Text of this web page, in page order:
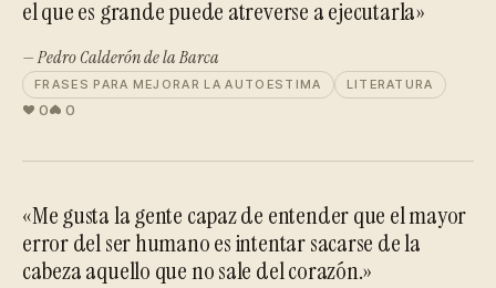
el que es grande puede atreverse a ejecutarla»
— Pedro Calderón de la Barca
FRASES PARA MEJORAR LA AUTOESTIMA LITERATURA
0 0
«Me gusta la gente capaz de entender que el mayor
error del ser humano es intentar sacarse de la
cabeza aquello que no sale del corazón.»